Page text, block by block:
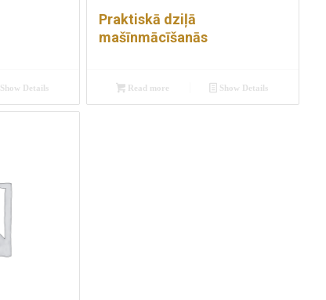
Show Details
Praktiskā dziļā
mašīnmācīšanās
Read more Show Details